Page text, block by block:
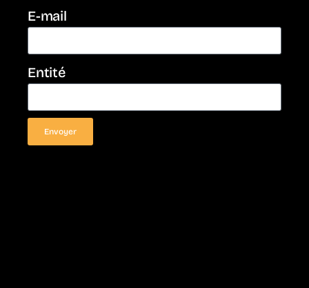
E-mail
Entité
Envoyer